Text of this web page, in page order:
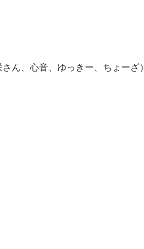
ん、心音、ゆっきー、ちょーざ）